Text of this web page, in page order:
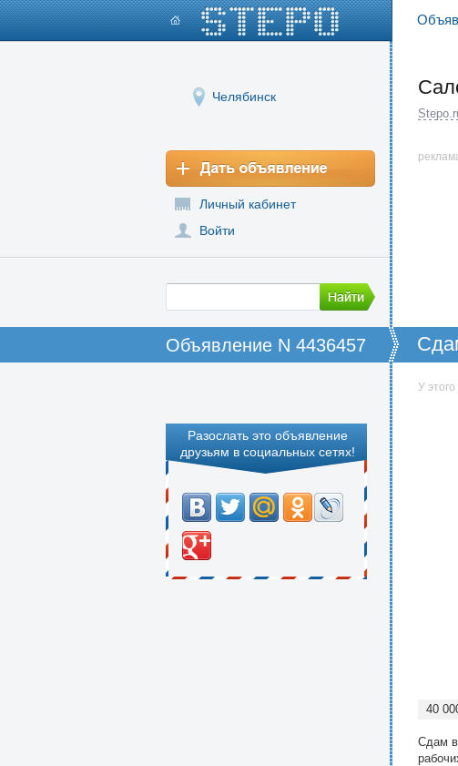
Челябинск
Личный кабинет
Войти
Объявление N 4436457
Разослать это объявление
друзьям в социальных сетях!
У
40
Сдам